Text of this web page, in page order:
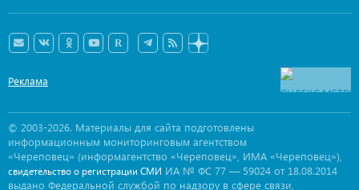
Реклама
© 2003-2026. Материалы для сайта подготовлены
информационным мониторинговым агентством
«Череповец» (информагентство «Череповец», ИМА «Череповец»),
свидетельство о регистрации СМИ ИА № ФС 77 — 59024 от 18.08.2014
выдано Федеральной службой по надзору в сфере связи,